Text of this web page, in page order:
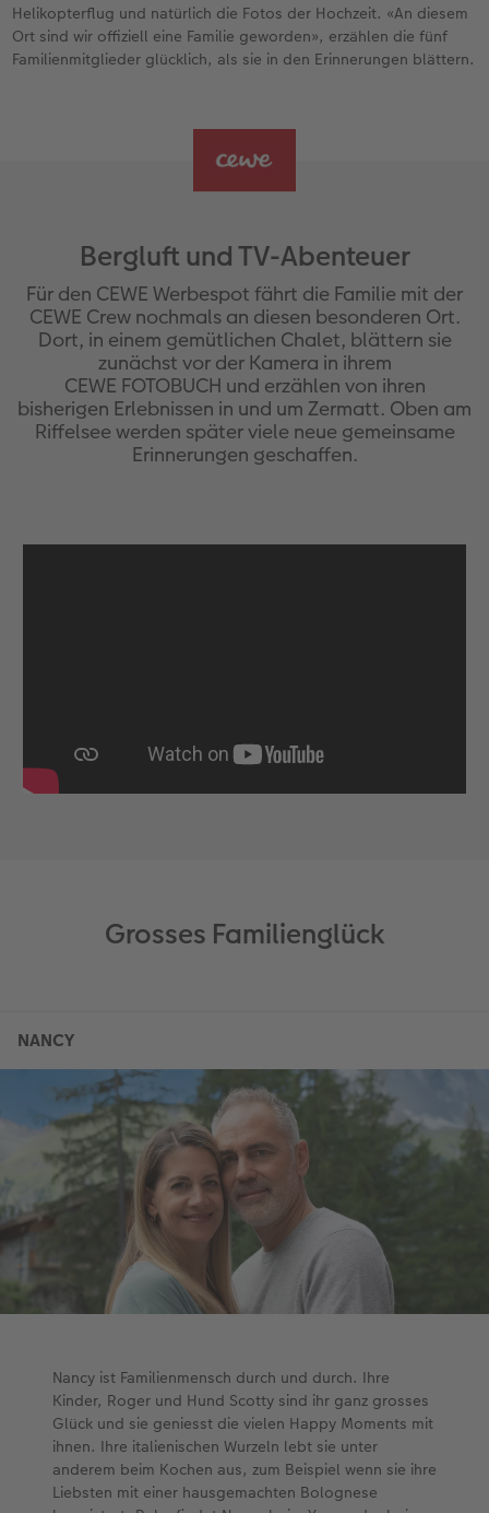
Helikopterflug und natürlich die Fotos der Hochzeit. «An diesem
Ort sind wir offiziell eine Familie geworden», erzählen die fünf
Familienmitglieder glücklich, als sie in den Erinnerungen blättern.
Bergluft und TV-Abenteuer
Für den CEWE Werbespot fährt die Familie mit der
CEWE Crew nochmals an diesen besonderen Ort.
Dort, in einem gemütlichen Chalet, blättern sie
zunächst vor der Kamera in ihrem
CEWE FOTOBUCH und erzählen von ihren
bisherigen Erlebnissen in und um Zermatt. Oben am
Riffelsee werden später viele neue gemeinsame
Erinnerungen geschaffen.
Grosses Familienglück